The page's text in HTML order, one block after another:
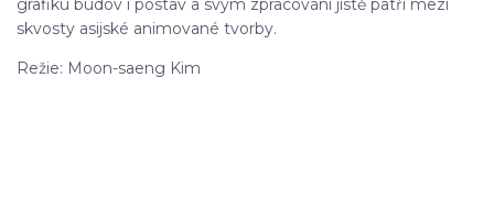
grafiku budov i postav a svým zpracování jistě patří mezi
skvosty asijské animované tvorby.
Režie: Moon-saeng Kim